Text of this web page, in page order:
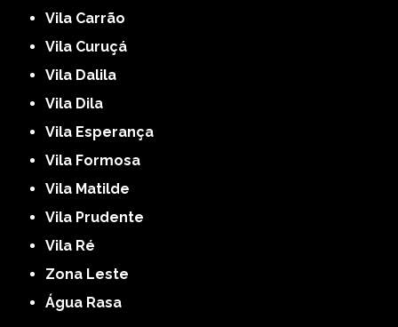
Vila Carrão
Vila Curuçá
Vila Dalila
Vila Dila
Vila Esperança
Vila Formosa
Vila Matilde
Vila Prudente
Vila Ré
Zona Leste
Água Rasa